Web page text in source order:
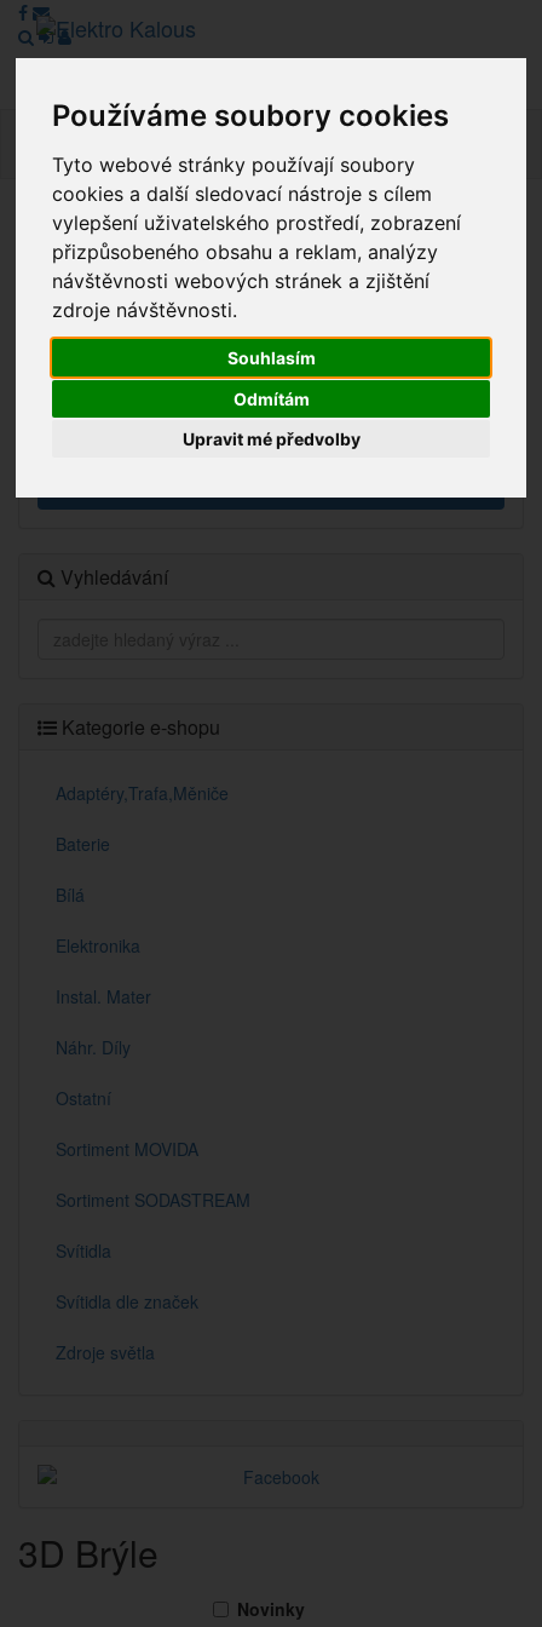
Používáme soubory cookies
Tyto webové stránky používají soubory
cookies a další sledovací nástroje s cílem
vylepšení uživatelského prostředí, zobrazení
přizpůsobeného obsahu a reklam, analýzy
návštěvnosti webových stránek a zjištění
zdroje návštěvnosti.
Souhlasím
Odmítám
Upravit mé předvolby
Vážení zákazníci, v tuto chvíli je Náš internetový obchod v
režimu Katalogu. Objednávky on-line nyní nelze vyřídit.
Děkujeme za pochopení.
Výprodej
Vyhledávání
Kategorie e-shopu
Adaptéry,Trafa,Měniče
Baterie
Bílá
Elektronika
Instal. Mater
Náhr. Díly
Ostatní
Sortiment MOVIDA
Sortiment SODASTREAM
Svítidla
Svítidla dle značek
Zdroje světla
3D Brýle
Novinky